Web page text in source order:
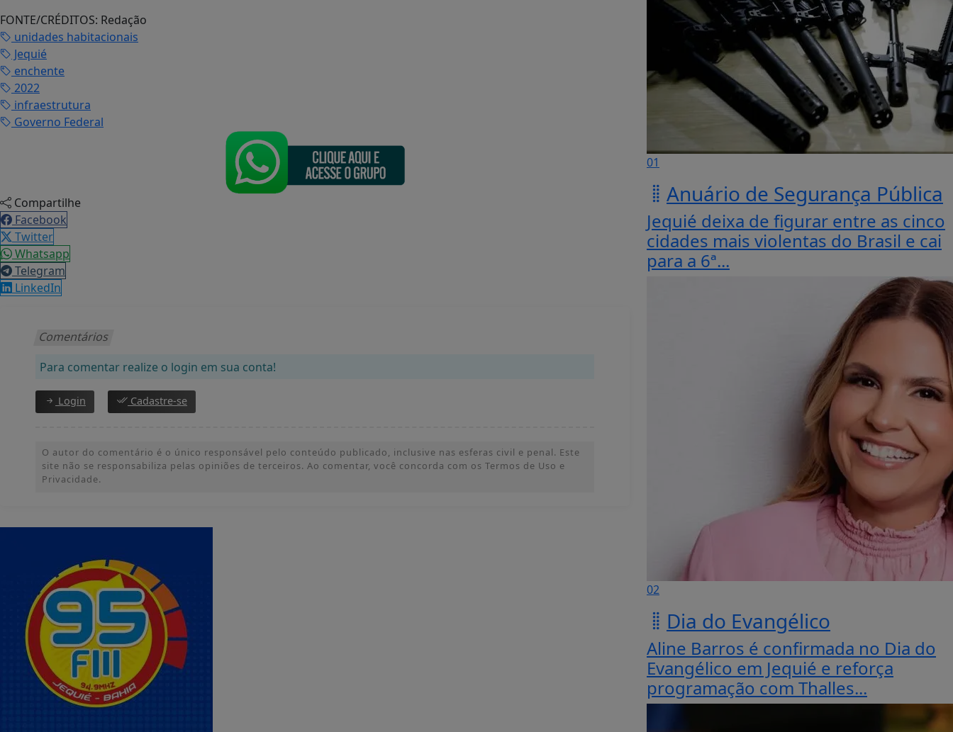
FONTE/CRÉDITOS: Redação
unidades habitacionais
Jequié
enchente
2022
infraestrutura
Governo Federal
Compartilhe
Facebook
Twitter
Whatsapp
Telegram
LinkedIn
Comentários
Para comentar realize o login em sua conta!
Login Cadastre-se
O autor do comentário é o único responsável pelo conteúdo publicado, inclusive nas esferas civil e penal. Este
site não se responsabiliza pelas opiniões de terceiros. Ao comentar, você concorda com os Termos de Uso e
Privacidade.
01
Anuário de Segurança Pública
Jequié deixa de figurar entre as cinco
cidades mais violentas do Brasil e cai
para a 6ª...
02
Dia do Evangélico
Aline Barros é confirmada no Dia do
Evangélico em Jequié e reforça
programação com Thalles...